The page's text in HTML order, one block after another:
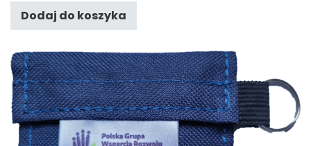
Dodaj do koszyka